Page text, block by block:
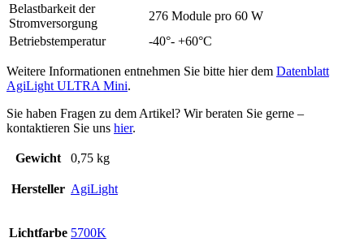
Belastbarkeit der
Stromversorgung
276 Module pro 60 W
Betriebstemperatur
-40°- +60°C
Weitere Informationen entnehmen Sie bitte hier dem Datenblatt
AgiLight ULTRA Mini.
Sie haben Fragen zu dem Artikel? Wir beraten Sie gerne –
kontaktieren Sie uns hier.
Gewicht 0,75 kg
Hersteller AgiLight
Lichtfarbe 5700K